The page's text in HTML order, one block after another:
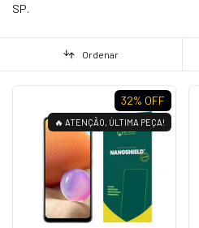
SP.
Ordenar
32% OFF
🔥 ATENÇÃO, ÚLTIMA PEÇA!